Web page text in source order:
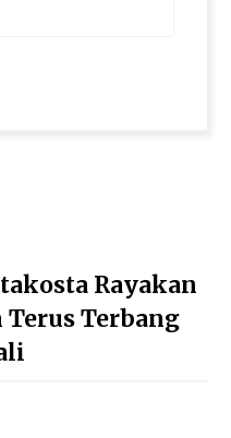
Rayakan
Terus Terbang